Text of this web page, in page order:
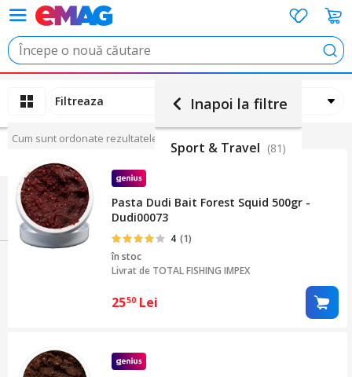
Inapoi la filtre
Sport & Travel (81)
Filtreaza Ordoneaza
Cum sunt ordonate rezultatele
Pasta Dudi Bait Forest Squid 500gr -
Dudi00073
4 (1)
în stoc
Livrat de TOTAL FISHING IMPEX
2550 Lei